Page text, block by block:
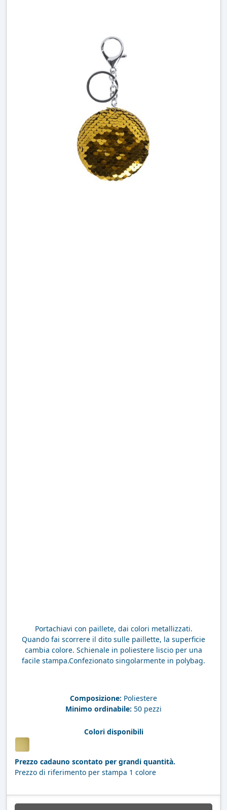
Portachiavi con paillete, dai colori metallizzati.
Quando fai scorrere il dito sulle paillette, la superficie
cambia colore. Schienale in poliestere liscio per una
facile stampa.Confezionato singolarmente in polybag.
Composizione: Poliestere
Minimo ordinabile: 50 pezzi
Colori disponibili
Prezzo cadauno scontato per grandi quantità.
Prezzo di riferimento per stampa 1 colore